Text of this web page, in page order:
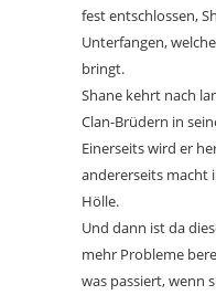
fest entschlossen,
Unterfangen,
bringt.
Shane kehrt nach
Clan-Brüdern in
Einerseits wird er
andererseits macht
Hölle.
Und dann ist da
mehr Probleme
was passiert, wenn